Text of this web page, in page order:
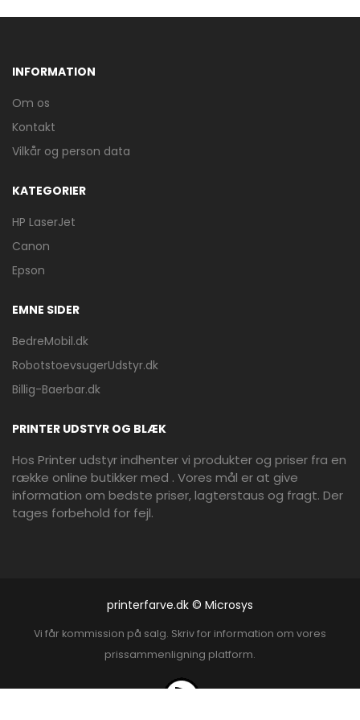
INFORMATION
Om os
Kontakt
Vilkår og person data
KATEGORIER
HP LaserJet
Canon
Epson
EMNE SIDER
BedreMobil.dk
RobotstoevsugerUdstyr.dk
Billig-Baerbar.dk
PRINTER UDSTYR OG BLÆK
Hos Printer udstyr indhenter vi produkter og priser fra en
række online butikker med . Vores mål er at give
information om bedste priser, lagterstaus og fragt. Der
tages forbehold for fejl.
printerfarve.dk © Microsys
Vi får kommission på salg. Skriv for information om vores
prissammenligning platform.